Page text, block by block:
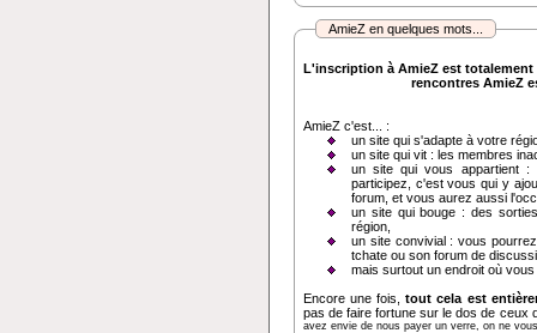
AmieZ en quelques mots...
L'inscription à AmieZ est
rencontres AmieZ
AmieZ c'est... :
un site qui s'adapte à votre
un site qui vit : les membres
un site qui vous appartient
participez, c'est vous qui y
forum, et vous aurez aussi
un site qui bouge : des
région,
un site convivial : vous
tchate ou son forum de
mais surtout un endroit où
Encore une fois, tout cela est
pas de faire fortune sur le dos de ceux
avez envie de nous payer un verre, on ne